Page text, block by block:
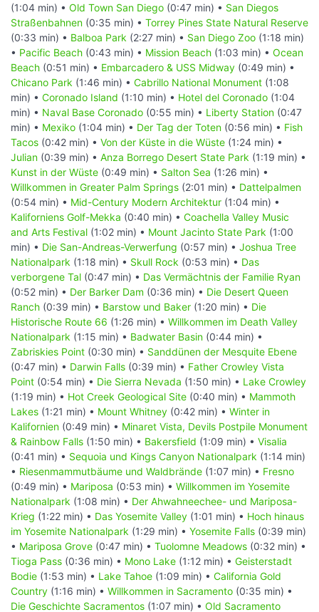
(1:04 min) • Old Town San Diego (0:47 min) • San Diegos
Straßenbahnen (0:35 min) • Torrey Pines State Natural Reserve
(0:33 min) • Balboa Park (2:27 min) • San Diego Zoo (1:18 min)
• Pacific Beach (0:43 min) • Mission Beach (1:03 min) • Ocean
Beach (0:51 min) • Embarcadero & USS Midway (0:49 min) •
Chicano Park (1:46 min) • Cabrillo National Monument (1:08
min) • Coronado Island (1:10 min) • Hotel del Coronado (1:04
min) • Naval Base Coronado (0:55 min) • Liberty Station (0:47
min) • Mexiko (1:04 min) • Der Tag der Toten (0:56 min) • Fish
Tacos (0:42 min) • Von der Küste in die Wüste (1:24 min) •
Julian (0:39 min) • Anza Borrego Desert State Park (1:19 min) •
Kunst in der Wüste (0:49 min) • Salton Sea (1:26 min) •
Willkommen in Greater Palm Springs (2:01 min) • Dattelpalmen
(0:54 min) • Mid-Century Modern Architektur (1:04 min) •
Kaliforniens Golf-Mekka (0:40 min) • Coachella Valley Music
and Arts Festival (1:02 min) • Mount Jacinto State Park (1:00
min) • Die San-Andreas-Verwerfung (0:57 min) • Joshua Tree
Nationalpark (1:18 min) • Skull Rock (0:53 min) • Das
verborgene Tal (0:47 min) • Das Vermächtnis der Familie Ryan
(0:52 min) • Der Barker Dam (0:36 min) • Die Desert Queen
Ranch (0:39 min) • Barstow und Baker (1:20 min) • Die
Historische Route 66 (1:26 min) • Willkommen im Death Valley
Nationalpark (1:15 min) • Badwater Basin (0:44 min) •
Zabriskies Point (0:30 min) • Sanddünen der Mesquite Ebene
(0:47 min) • Darwin Falls (0:39 min) • Father Crowley Vista
Point (0:54 min) • Die Sierra Nevada (1:50 min) • Lake Crowley
(1:19 min) • Hot Creek Geological Site (0:40 min) • Mammoth
Lakes (1:21 min) • Mount Whitney (0:42 min) • Winter in
Kalifornien (0:49 min) • Minaret Vista, Devils Postpile Monument
& Rainbow Falls (1:50 min) • Bakersfield (1:09 min) • Visalia
(0:41 min) • Sequoia und Kings Canyon Nationalpark (1:14 min)
• Riesenmammutbäume und Waldbrände (1:07 min) • Fresno
(0:49 min) • Mariposa (0:53 min) • Willkommen im Yosemite
Nationalpark (1:08 min) • Der Ahwahneechee- und Mariposa-
Krieg (1:22 min) • Das Yosemite Valley (1:01 min) • Hoch hinaus
im Yosemite Nationalpark (1:29 min) • Yosemite Falls (0:39 min)
• Mariposa Grove (0:47 min) • Tuolomne Meadows (0:32 min) •
Tioga Pass (0:36 min) • Mono Lake (1:12 min) • Geisterstadt
Bodie (1:53 min) • Lake Tahoe (1:09 min) • California Gold
Country (1:16 min) • Willkommen in Sacramento (0:35 min) •
Die Geschichte Sacramentos (1:07 min) • Old Sacramento